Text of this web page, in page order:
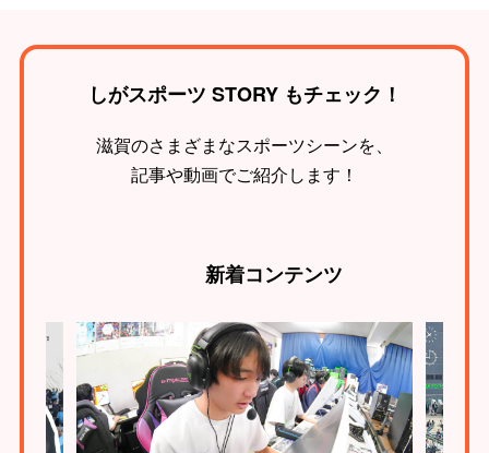
しがスポーツ STORY もチェック！
滋賀のさまざまなスポーツシーンを、
記事や動画でご紹介します！
新着コンテンツ